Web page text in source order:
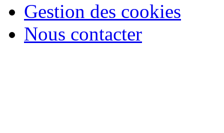
Gestion des cookies
Nous contacter